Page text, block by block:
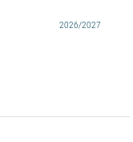
2026/2027